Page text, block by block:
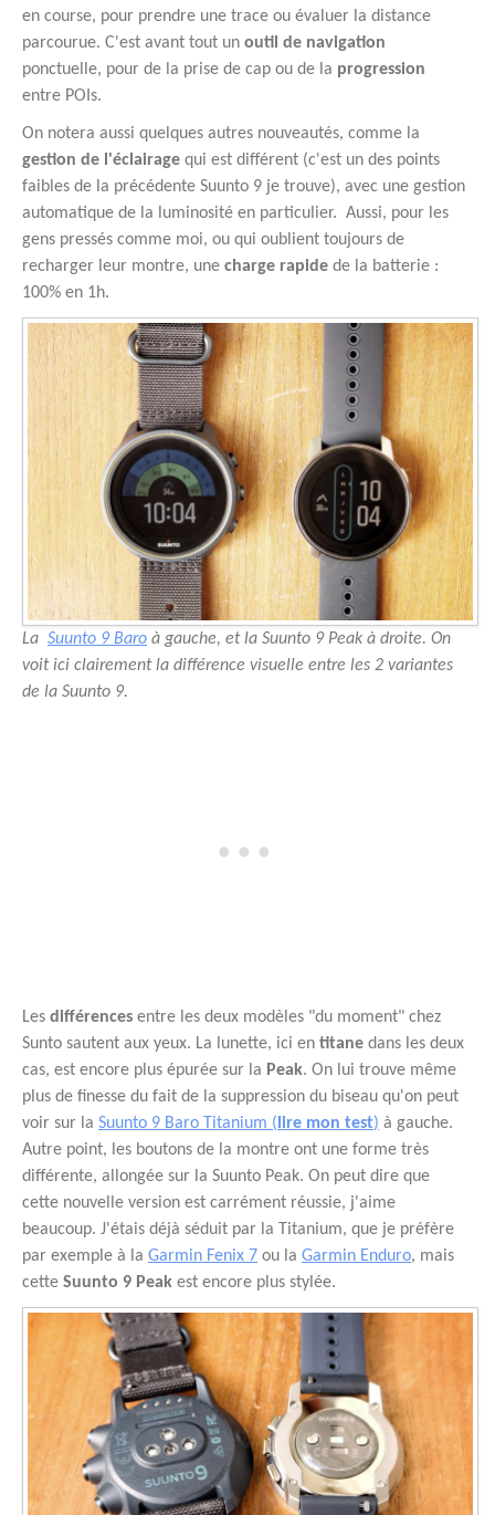
en course, pour prendre une trace ou évaluer la distance
parcourue. C'est avant tout un outil de navigation
ponctuelle, pour de la prise de cap ou de la progression
entre POIs.
On notera aussi quelques autres nouveautés, comme la
gestion de l'éclairage qui est différent (c'est un des points
faibles de la précédente Suunto 9 je trouve), avec une gestion
automatique de la luminosité en particulier. Aussi, pour les
gens pressés comme moi, ou qui oublient toujours de
recharger leur montre, une charge rapide de la batterie :
100% en 1h.
La Suunto 9 Baro à gauche, et la Suunto 9 Peak à droite. On
voit ici clairement la différence visuelle entre les 2 variantes
de la Suunto 9.
Les différences entre les deux modèles "du moment" chez
Sunto sautent aux yeux. La lunette, ici en titane dans les deux
cas, est encore plus épurée sur la Peak. On lui trouve même
plus de finesse du fait de la suppression du biseau qu'on peut
voir sur la Suunto 9 Baro Titanium ( lire mon test) à gauche.
Autre point, les boutons de la montre ont une forme très
différente, allongée sur la Suunto Peak. On peut dire que
cette nouvelle version est carrément réussie, j'aime
beaucoup. J'étais déjà séduit par la Titanium, que je préfère
par exemple à la Garmin Fenix 7 ou la Garmin Enduro, mais
cette Suunto 9 Peak est encore plus stylée.